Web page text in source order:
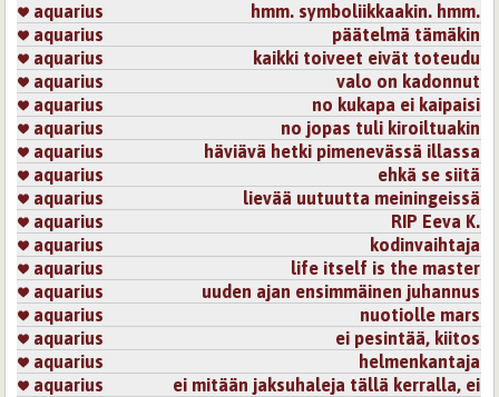
aquarius
hmm. symboliikkaakin. hmm.
aquarius
päätelmä tämäkin
aquarius
kaikki toiveet eivät toteudu
aquarius
valo on kadonnut
aquarius
no kukapa ei kaipaisi
aquarius
no jopas tuli kiroiltuakin
aquarius
häviävä hetki pimenevässä illassa
aquarius
ehkä se siitä
aquarius
lievää uutuutta meiningeissä
aquarius
RIP Eeva K.
aquarius
kodinvaihtaja
aquarius
life itself is the master
aquarius
uuden ajan ensimmäinen juhannus
aquarius
nuotiolle mars
aquarius
ei pesintää, kiitos
aquarius
helmenkantaja
aquarius
ei mitään jaksuhaleja tällä kerralla, ei